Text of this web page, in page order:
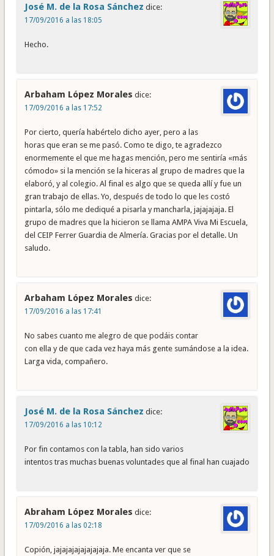
José M. de la Rosa Sánchez dice:
17/09/2016 a las 18:05
Hecho.
Arbaham López Morales dice:
17/09/2016 a las 17:52
Por cierto, quería habértelo dicho ayer, pero a las
horas que eran se me pasó. Como te digo, te agradezco
enormemente el que me hagas mención, pero me sentiría «más
cómodo» si la mención se la hiceras al grupo de madres que la
elaboró, y al colegio. Al final es algo que se queda allí y fue un
gran trabajo de ellas. Yo, después de todo lo que les costó
pintarla, sólo me dediqué a pisarla y mancharla, jajajajaja. El
grupo de madres que la hicieron se llama AMPA Viva Mi Escuela,
del CEIP Ferrer Guardia de Almería. Gracias por el detalle. Un
saludo.
Arbaham López Morales dice:
17/09/2016 a las 17:41
No sabes cuanto me alegro de que podáis contar
con ella y de que cada vez haya más gente sumándose a la idea.
Larga vida, compañero.
José M. de la Rosa Sánchez dice:
17/09/2016 a las 10:12
Por fin contamos con la tabla, han sido varios
intentos tras muchas buenas voluntades que al final han cuajado
Abraham López Morales dice:
17/09/2016 a las 02:18
Copión, jajajajajajajajaja. Me encanta ver que se